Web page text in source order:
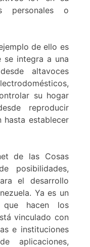
personales o
de ello es
se integra a una
altavoces
su hogar
reproducir
hasta establecer
de las Cosas
posibilidades,
el desarrollo
Ya es un
hacen los
vinculado con
e instituciones
aplicaciones,